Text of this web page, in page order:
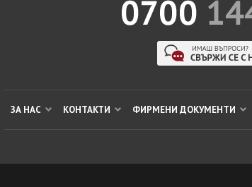
ЗА НАС КОНТАКТИ ФИРМЕНИ ДОКУМЕНТИ